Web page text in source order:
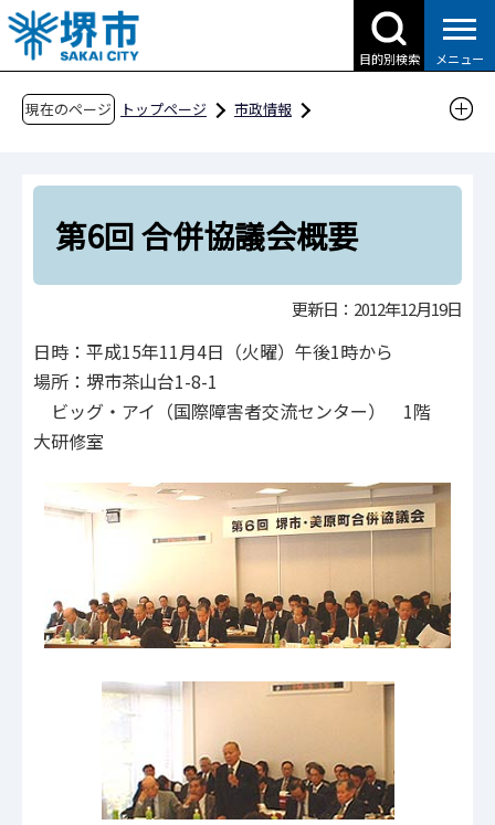
こ
の
ペ
目的別検索 メニュー
現在のページ トップページ
市政情報
政令指定都市・堺
堺市・美原町合併協議会
合併協議会開催状況
第6回 合併協議会概要
第6回 合併協議会概要
更新日：2012年12月19日
日時：平成15年11月4日（火曜）午後1時から
場所：堺市茶山台1-8-1
ビッグ・アイ（国際障害者交流センター） 1階
大研修室